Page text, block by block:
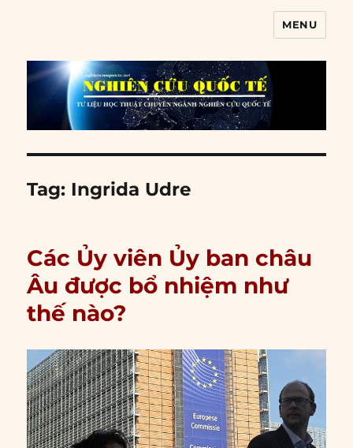
MENU
Tag: Ingrida Udre
Các Ủy viên Ủy ban châu
Âu được bổ nhiệm như
thế nào?